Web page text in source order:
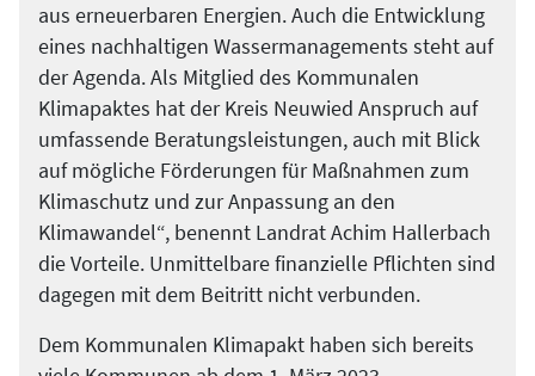
aus erneuerbaren Energien. Auch die Entwicklung
eines nachhaltigen Wassermanagements steht auf
der Agenda. Als Mitglied des Kommunalen
Klimapaktes hat der Kreis Neuwied Anspruch auf
umfassende Beratungsleistungen, auch mit Blick
auf mögliche Förderungen für Maßnahmen zum
Klimaschutz und zur Anpassung an den
Klimawandel“, benennt Landrat Achim Hallerbach
die Vorteile. Unmittelbare finanzielle Pflichten sind
dagegen mit dem Beitritt nicht verbunden.
Dem Kommunalen Klimapakt haben sich bereits